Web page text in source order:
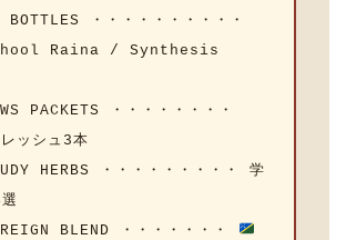
・・・・・・・・・・
Raina / Synthesis
PACKETS ・・・・・・・・
ッシュ3本
HERBS ・・・・・・・・・ 学
BLEND ・・・・・・・